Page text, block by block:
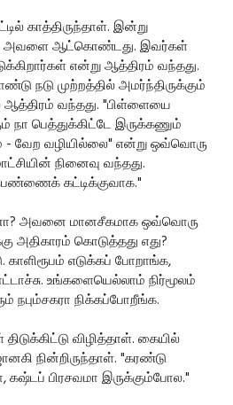
காத்திருந்தாள். இன்று
அவளை ஆட்கொண்டது. இவர்கள்
என்று ஆத்திரம் வந்தது.
நடு முற்றத்தில் அமர்ந்திருக்கும்
ஆத்திரம் வந்தது. "பிள்ளையை
நா பெத்துக்கிட்டே இருக்கணும்
- வேற வழியில்லை" என்று ஒவ்வொரு
நினைவு வந்தது.
கட்டிக்குவாக."
அவனை மானசீகமாக ஒவ்வொரு
அதிகாரம் கொடுத்தது எது?
காளிரூபம் எடுக்கப் போறாங்க,
உங்களையெல்லாம் நிர்மூலம்
நிக்கப்போறீங்க.
விழித்தாள். கையில்
நின்றிருந்தாள். "கரண்டு
கஷ்டப் பிரசவமா இருக்கும்போல."